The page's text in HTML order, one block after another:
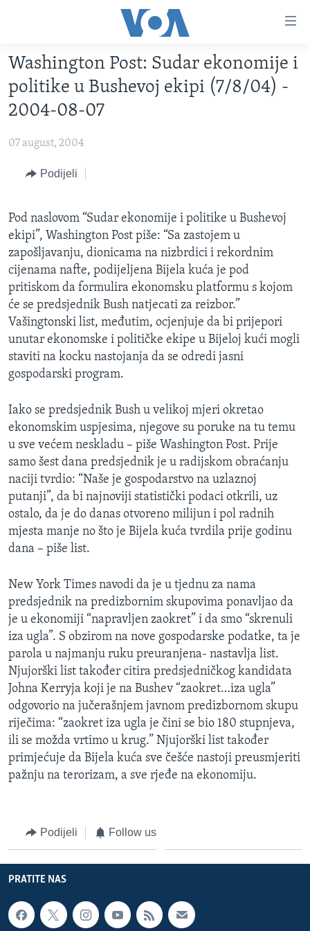
glavni
sadržaj
Pređi
na
glavnu
navigaciju
TV PROGRAM
VIDEO
VIJESTI
SJEDINJENE AMERIČKE DRŽAVE
SVIJET
NAUKA I TEHNOLOGIJA
KORUPCIJA
SLOBODA MEDIJA
ŽENSKA STRANA
IZBJEGLIČKA STRANA
MAGAZIN
O GLASU AMERIKE
Learning English
PRATITE NAS
Jezici
Washington Post: Sudar ekonomije i
politike u Bushevoj ekipi (7/8/04) -
2004-08-07
07 august, 2004
Podijeli
Pod naslovom “Sudar ekonomije i politike u Bushevoj
ekipi”, Washington Post piše: “Sa zastojem u
zapošljavanju, dionicama na nizbrdici i rekordnim
cijenama nafte, podijeljena Bijela kuća je pod
pritiskom da formulira ekonomsku platformu s kojom
će se predsjednik Bush natjecati za reizbor.”
Vašingtonski list, međutim, ocjenjuje da bi prijepori
unutar ekonomske i političke ekipe u Bijeloj kući mogli
staviti na kocku nastojanja da se odredi jasni
gospodarski program.
Iako se predsjednik Bush u velikoj mjeri okretao
ekonomskim uspjesima, njegove su poruke na tu temu
u sve većem neskladu – piše Washington Post. Prije
samo šest dana predsjednik je u radijskom obraćanju
naciji tvrdio: “Naše je gospodarstvo na uzlaznoj
putanji”, da bi najnoviji statistički podaci otkrili, uz
ostalo, da je do danas otvoreno milijun i pol radnih
mjesta manje no što je Bijela kuća tvrdila prije godinu
dana – piše list.
New York Times navodi da je u tjednu za nama
predsjednik na predizbornim skupovima ponavljao da
je u ekonomiji “napravljen zaokret” i da smo “skrenuli
iza ugla”. S obzirom na nove gospodarske podatke, ta je
parola u najmanju ruku preuranjena- nastavlja list.
Njujorški list također citira predsjedničkog kandidata
Johna Kerryja koji je na Bushev “zaokret…iza ugla”
odgovorio na jučerašnjem javnom predizbornom skupu
riječima: “zaokret iza ugla je čini se bio 180 stupnjeva,
ili se možda vrtimo u krug.” Njujorški list također
primjećuje da Bijela kuća sve češće nastoji preusmjeriti
pažnju na terorizam, a sve rjeđe na ekonomiju.
Podijeli Follow us
PRATITE NAS